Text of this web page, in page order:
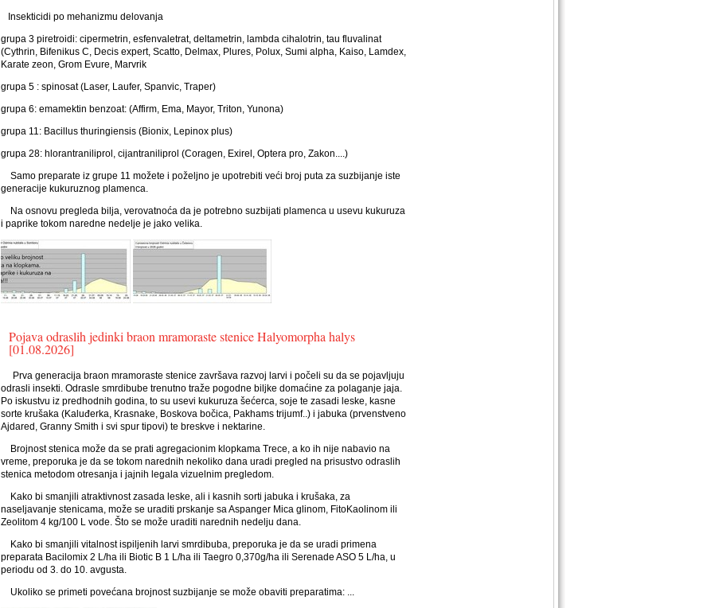
Insekticidi po mehanizmu delovanja
grupa 3 piretroidi: cipermetrin, esfenvaletrat, deltametrin, lambda cihalotrin, tau fluvalinat
(Cythrin, Bifenikus C, Decis expert, Scatto, Delmax, Plures, Polux, Sumi alpha, Kaiso, Lamdex,
Karate zeon, Grom Evure, Marvrik
grupa 5 : spinosat (Laser, Laufer, Spanvic, Traper)
grupa 6: emamektin benzoat: (Affirm, Ema, Mayor, Triton, Yunona)
grupa 11: Bacillus thuringiensis (Bionix, Lepinox plus)
grupa 28: hlorantraniliprol, cijantraniliprol (Coragen, Exirel, Optera pro, Zakon....)
Samo preparate iz grupe 11 možete i poželjno je upotrebiti veći broj puta za suzbijanje iste
generacije kukuruznog plamenca.
Na osnovu pregleda bilja, verovatnoća da je potrebno suzbijati plamenca u usevu kukuruza
i paprike tokom naredne nedelje je jako velika.
Pojava odraslih jedinki braon mramoraste stenice Halyomorpha halys
[01.08.2026]
Prva generacija braon mramoraste stenice završava razvoj larvi i počeli su da se pojavljuju
odrasli insekti. Odrasle smrdibube trenutno traže pogodne biljke domaćine za polaganje jaja.
Po iskustvu iz predhodnih godina, to su usevi kukuruza šećerca, soje te zasadi leske, kasne
sorte krušaka (Kaluđerka, Krasnake, Boskova bočica, Pakhams trijumf..) i jabuka (prvenstveno
Ajdared, Granny Smith i svi spur tipovi) te breskve i nektarine.
Brojnost stenica može da se prati agregacionim klopkama Trece, a ko ih nije nabavio na
vreme, preporuka je da se tokom narednih nekoliko dana uradi pregled na prisustvo odraslih
stenica metodom otresanja i jajnih legala vizuelnim pregledom.
Kako bi smanjili atraktivnost zasada leske, ali i kasnih sorti jabuka i krušaka, za
naseljavanje stenicama, može se uraditi prskanje sa Aspanger Mica glinom, FitoKaolinom ili
Zeolitom 4 kg/100 L vode. Što se može uraditi narednih nedelju dana.
Kako bi smanjili vitalnost ispiljenih larvi smrdibuba, preporuka je da se uradi primena
preparata Bacilomix 2 L/ha ili Biotic B 1 L/ha ili Taegro 0,370g/ha ili Serenade ASO 5 L/ha, u
periodu od 3. do 10. avgusta.
Ukoliko se primeti povećana brojnost suzbijanje se može obaviti preparatima: ...